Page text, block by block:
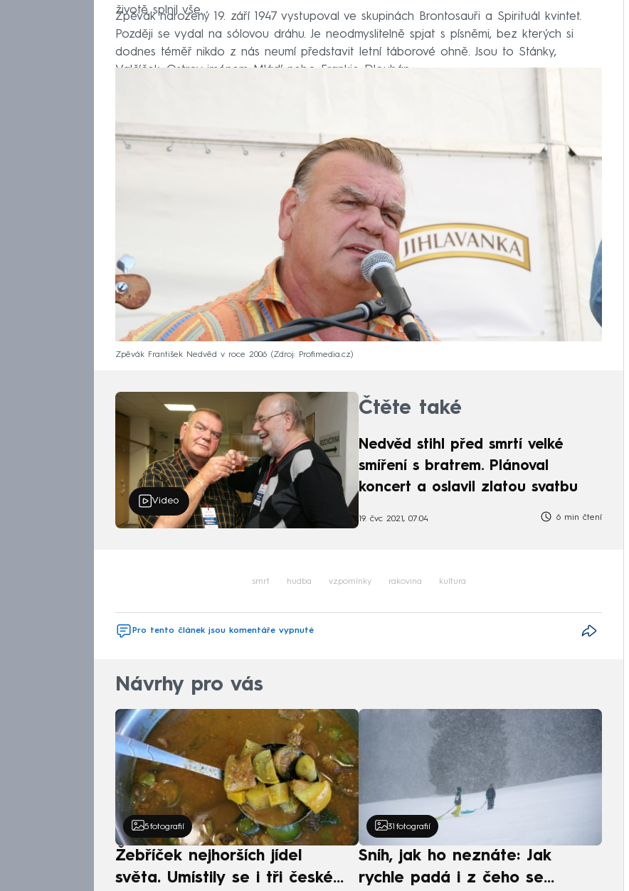
životě splnil vše.
Zpěvák narozený 19. září 1947 vystupoval ve skupinách Brontosauři a Spirituál kvintet.
Později se vydal na sólovou dráhu. Je neodmyslitelně spjat s písněmi, bez kterých si
dodnes téměř nikdo z nás neumí představit letní táborové ohně. Jsou to Stánky,
Valčíček, Ostrov jménem Mládí nebo Frankie Dlouhán
Zpěvák František Nedvěd v roce 2006 Zdroj: Profimedia.cz
Video
Čtěte také
Nedvěd stihl před smrtí velké
smíření s bratrem. Plánoval
koncert a oslavil zlatou svatbu
19. čvc 2021, 07:04 6 min čtení
smrt hudba vzpomínky rakovina kultura
Pro tento článek jsou komentáře vypnuté
Návrhy pro vás
5 fotografií
Žebříček nejhorších jídel
světa. Umístily se i tři české
31 fotografií
Sníh, jak ho neznáte: Jak
rychle padá i z čeho se